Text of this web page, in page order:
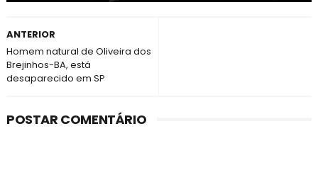
ANTERIOR
Homem natural de Oliveira dos
Brejinhos-BA, está
desaparecido em SP
POSTAR COMENTÁRIO